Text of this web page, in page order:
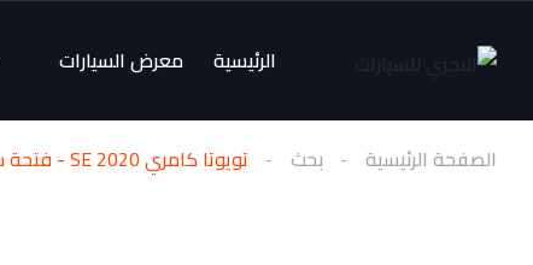
الرئيسية معرض السيارات
الصفحة الرئيسية بحث تويوتا كامري 2020 SE - فتحة سقف